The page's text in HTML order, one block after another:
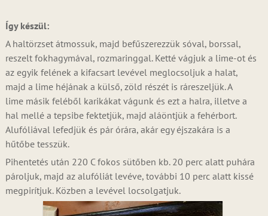
Így készül:
A haltörzset átmossuk, majd befűszerezzük sóval, borssal,
reszelt fokhagymával, rozmaringgal. Ketté vágjuk a lime-ot és
az egyik felének a kifacsart levével meglocsoljuk a halat,
majd a lime héjának a külső, zöld részét is ráreszeljük. A
lime másik feléből karikákat vágunk és ezt a halra, illetve a
hal mellé a tepsibe fektetjük, majd aláöntjük a fehérbort.
Alufóliával lefedjük és pár órára, akár egy éjszakára is a
hűtőbe tesszük.
Pihentetés után 220 C fokos sütőben kb. 20 perc alatt puhára
pároljuk, majd az alufóliát levéve, további 10 perc alatt kissé
megpirítjuk. Közben a levével locsolgatjuk.